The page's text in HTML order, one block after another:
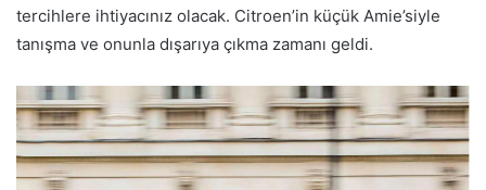
tercihlere ihtiyacınız olacak. Citroen’in küçük Amie’siyle
tanışma ve onunla dışarıya çıkma zamanı geldi.